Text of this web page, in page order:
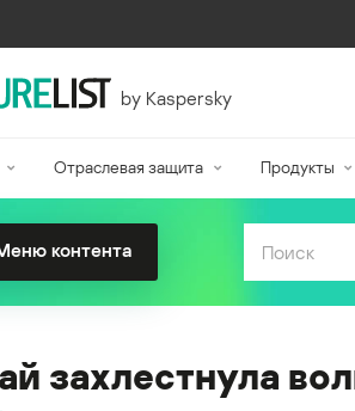
by Kaspersky
Отраслевая защита Продукты
контента
захлестнула